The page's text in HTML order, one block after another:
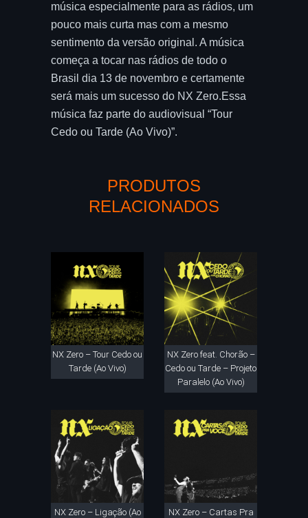
música especialmente para as rádios, um
pouco mais curta mas com a mesmo
sentimento da versão original. A música
começa a tocar nas rádios de todo o
Brasil dia 13 de novembro e certamente
será mais um sucesso do NX Zero.Essa
música faz parte do audiovisual “Tour
Cedo ou Tarde (Ao Vivo)”.
PRODUTOS
RELACIONADOS
NX Zero – Tour Cedo ou
Tarde (Ao Vivo)
NX Zero feat. Chorão –
Cedo ou Tarde – Projeto
Paralelo (Ao Vivo)
NX Zero – Ligação (Ao
NX Zero – Cartas Pra